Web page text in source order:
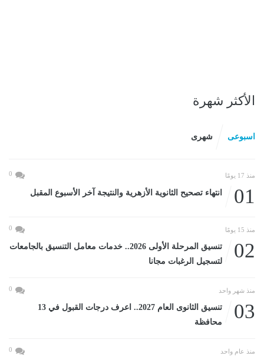
الأكثر شهرة
اسبوعى شهرى
منذ 17 يومًا 0
01 انتهاء تصحيح الثانوية الأزهرية والنتيجة آخر الأسبوع المقبل
منذ 15 يومًا 0
02
تنسيق المرحلة الأولى 2026.. خدمات معامل التنسيق بالجامعات
لتسجيل الرغبات مجانا
منذ شهر واحد 0
03
تنسيق الثانوى العام 2027.. اعرف درجات القبول في 13
محافظة
منذ عام واحد 0